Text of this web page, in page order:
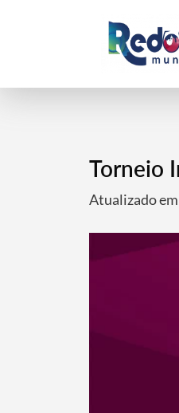
Torneio
Atualizado